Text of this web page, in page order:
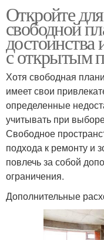
Откройте
свободной
достоинства
с открытым
Хотя свободная
имеет свои
определенные
учитывать при
Свободное
подхода к ремонту и
повлечь за собой
ограничения.
Дополнительные